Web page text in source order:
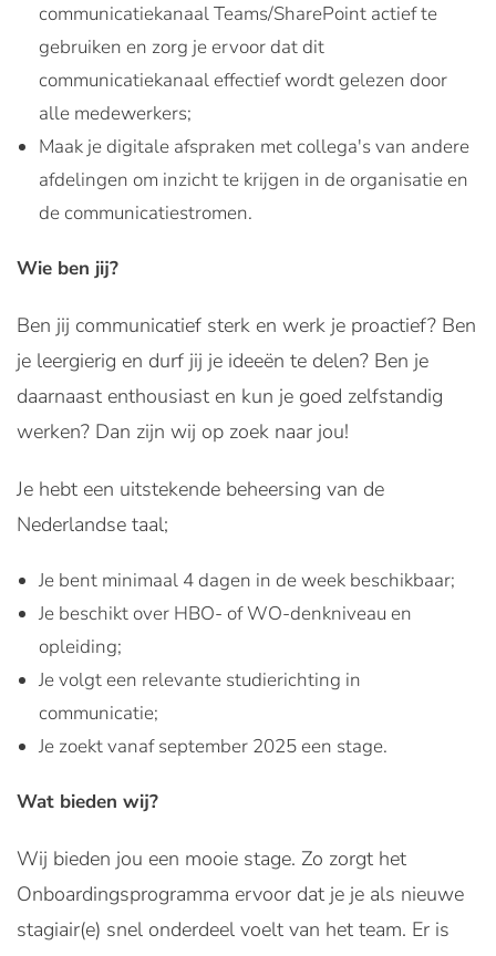
communicatiekanaal Teams/SharePoint actief te
gebruiken en zorg je ervoor dat dit
communicatiekanaal effectief wordt gelezen door
alle medewerkers;
Maak je digitale afspraken met collega's van andere
afdelingen om inzicht te krijgen in de organisatie en
de communicatiestromen.
Wie ben jij?
Ben jij communicatief sterk en werk je proactief? Ben
je leergierig en durf jij je ideeën te delen? Ben je
daarnaast enthousiast en kun je goed zelfstandig
werken? Dan zijn wij op zoek naar jou!
Je hebt een uitstekende beheersing van de
Nederlandse taal;
Je bent minimaal 4 dagen in de week beschikbaar;
Je beschikt over HBO- of WO-denkniveau en
opleiding;
Je volgt een relevante studierichting in
communicatie;
Je zoekt vanaf september 2025 een stage.
Wat bieden wij?
Wij bieden jou een mooie stage. Zo zorgt het
Onboardingsprogramma ervoor dat je je als nieuwe
stagiair(e) snel onderdeel voelt van het team. Er is